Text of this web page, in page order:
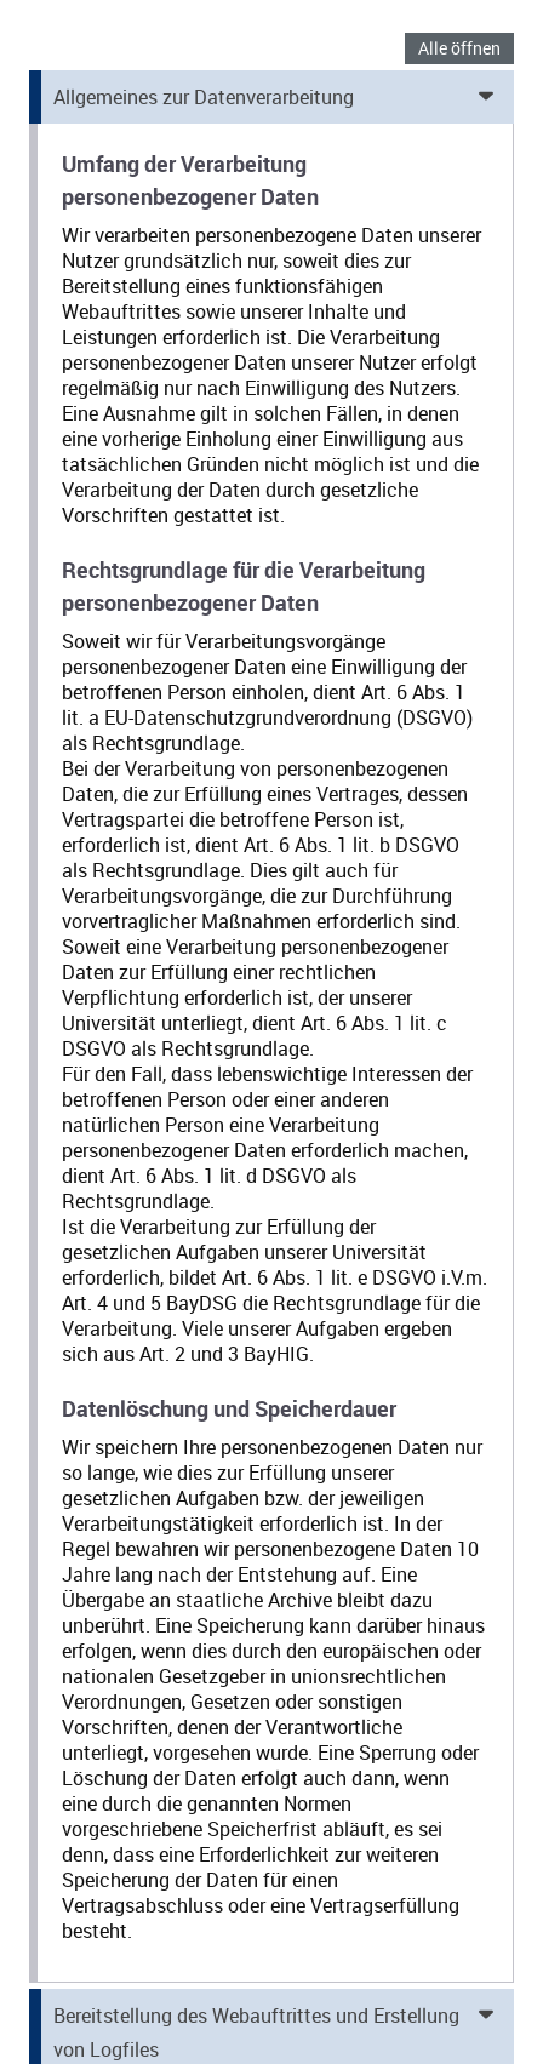
Alle öffnen
Allgemeines zur Datenverarbeitung
Umfang der Verarbeitung
personenbezogener Daten
Wir verarbeiten personenbezogene Daten unserer
Nutzer grundsätzlich nur, soweit dies zur
Bereitstellung eines funktionsfähigen
Webauftrittes sowie unserer Inhalte und
Leistungen erforderlich ist. Die Verarbeitung
personenbezogener Daten unserer Nutzer erfolgt
regelmäßig nur nach Einwilligung des Nutzers.
Eine Ausnahme gilt in solchen Fällen, in denen
eine vorherige Einholung einer Einwilligung aus
tatsächlichen Gründen nicht möglich ist und die
Verarbeitung der Daten durch gesetzliche
Vorschriften gestattet ist.
Rechtsgrundlage für die Verarbeitung
personenbezogener Daten
Soweit wir für Verarbeitungsvorgänge
personenbezogener Daten eine Einwilligung der
betroffenen Person einholen, dient Art. 6 Abs. 1
lit. a EU-Datenschutzgrundverordnung (DSGVO)
als Rechtsgrundlage.
Bei der Verarbeitung von personenbezogenen
Daten, die zur Erfüllung eines Vertrages, dessen
Vertragspartei die betroffene Person ist,
erforderlich ist, dient Art. 6 Abs. 1 lit. b DSGVO
als Rechtsgrundlage. Dies gilt auch für
Verarbeitungsvorgänge, die zur Durchführung
vorvertraglicher Maßnahmen erforderlich sind.
Soweit eine Verarbeitung personenbezogener
Daten zur Erfüllung einer rechtlichen
Verpflichtung erforderlich ist, der unserer
Universität unterliegt, dient Art. 6 Abs. 1 lit. c
DSGVO als Rechtsgrundlage.
Für den Fall, dass lebenswichtige Interessen der
betroffenen Person oder einer anderen
natürlichen Person eine Verarbeitung
personenbezogener Daten erforderlich machen,
dient Art. 6 Abs. 1 lit. d DSGVO als
Rechtsgrundlage.
Ist die Verarbeitung zur Erfüllung der
gesetzlichen Aufgaben unserer Universität
erforderlich, bildet Art. 6 Abs. 1 lit. e DSGVO i.V.m.
Art. 4 und 5 BayDSG die Rechtsgrundlage für die
Verarbeitung. Viele unserer Aufgaben ergeben
sich aus Art. 2 und 3 BayHIG.
Datenlöschung und Speicherdauer
Wir speichern Ihre personenbezogenen Daten nur
so lange, wie dies zur Erfüllung unserer
gesetzlichen Aufgaben bzw. der jeweiligen
Verarbeitungstätigkeit erforderlich ist. In der
Regel bewahren wir personenbezogene Daten 10
Jahre lang nach der Entstehung auf. Eine
Übergabe an staatliche Archive bleibt dazu
unberührt. Eine Speicherung kann darüber hinaus
erfolgen, wenn dies durch den europäischen oder
nationalen Gesetzgeber in unionsrechtlichen
Verordnungen, Gesetzen oder sonstigen
Vorschriften, denen der Verantwortliche
unterliegt, vorgesehen wurde. Eine Sperrung oder
Löschung der Daten erfolgt auch dann, wenn
eine durch die genannten Normen
vorgeschriebene Speicherfrist abläuft, es sei
denn, dass eine Erforderlichkeit zur weiteren
Speicherung der Daten für einen
Vertragsabschluss oder eine Vertragserfüllung
besteht.
Bereitstellung des Webauftrittes und Erstellung
von Logfiles